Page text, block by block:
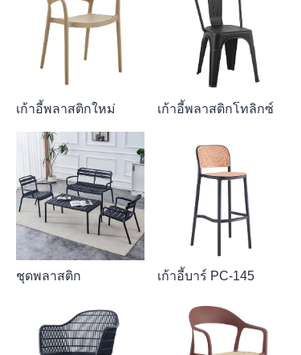
เก้าอี้พลาสติกใหม่ เก้าอี้พลาสติกโทลิกซ์
ชุดพลาสติก เก้าอี้บาร์ PC-145